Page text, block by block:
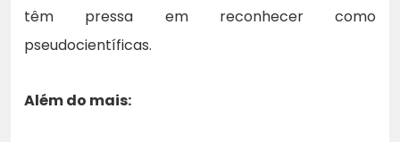
têm pressa em reconhecer como
pseudocientíficas.
Além do mais: